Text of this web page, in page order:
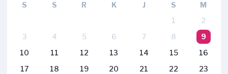
S S R K J S
M
1
2
3
4 5 6 7 8
9
10
11 12 13 14 15
16
17
18 19 20 21 22
23